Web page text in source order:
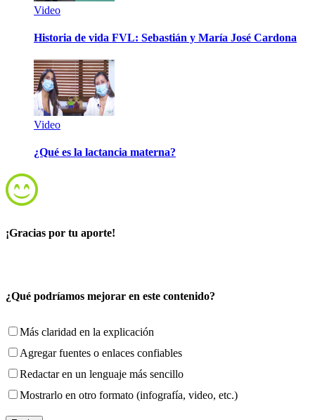
Video
Historia de vida FVL: Sebastián y María José Cardona
Video
¿Qué es la lactancia materna?
¡Gracias por tu aporte!
¿Qué podríamos mejorar en este contenido?
Más claridad en la explicación
Agregar fuentes o enlaces confiables
Redactar en un lenguaje más sencillo
Mostrarlo en otro formato (infografía, video, etc.)